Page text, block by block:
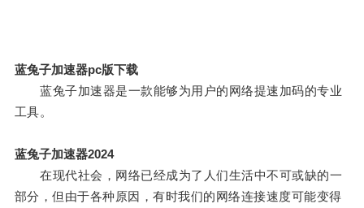
蓝兔子加速器pc版下载
蓝兔子加速器是一款能够为用户的网络提速加码的专业
工具。
蓝兔子加速器2024
在现代社会，网络已经成为了人们生活中不可或缺的一
部分，但由于各种原因，有时我们的网络连接速度可能变得